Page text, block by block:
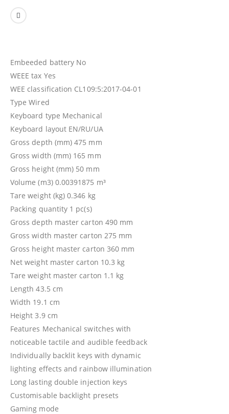
Embeeded battery No
WEEE tax Yes
WEE classification CL109:5:2017-04-01
Type Wired
Keyboard type Mechanical
Keyboard layout EN/RU/UA
Gross depth (mm) 475 mm
Gross width (mm) 165 mm
Gross height (mm) 50 mm
Volume (m3) 0.00391875 m³
Tare weight (kg) 0.346 kg
Packing quantity 1 pc(s)
Gross depth master carton 490 mm
Gross width master carton 275 mm
Gross height master carton 360 mm
Net weight master carton 10.3 kg
Tare weight master carton 1.1 kg
Length 43.5 cm
Width 19.1 cm
Height 3.9 cm
Features Mechanical switches with
noticeable tactile and audible feedback
Individually backlit keys with dynamic
lighting effects and rainbow illumination
Long lasting double injection keys
Customisable backlight presets
Gaming mode